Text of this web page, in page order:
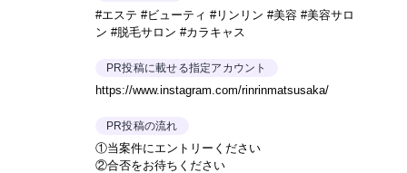
#エステ #ビューティ #リンリン #美容 #美容サロ
ン #脱毛サロン #カラキャス
PR投稿に載せる指定アカウント
https://www.instagram.com/rinrinmatsusaka/
PR投稿の流れ
①当案件にエントリーください
②合否をお待ちください